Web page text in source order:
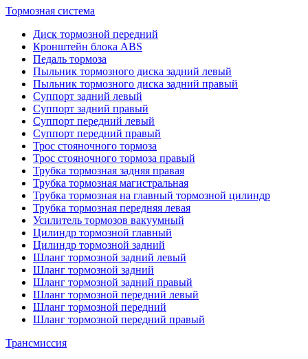
Тормозная система
Диск тормозной передний
Кронштейн блока ABS
Педаль тормоза
Пыльник тормозного диска задний левый
Пыльник тормозного диска задний правый
Суппорт задний левый
Суппорт задний правый
Суппорт передний левый
Суппорт передний правый
Трос стояночного тормоза
Трос стояночного тормоза правый
Трубка тормозная задняя правая
Трубка тормозная магистральная
Трубка тормозная на главный тормозной цилиндр
Трубка тормозная передняя левая
Усилитель тормозов вакуумный
Цилиндр тормозной главный
Цилиндр тормозной задний
Шланг тормозной задний левый
Шланг тормозной задний
Шланг тормозной задний правый
Шланг тормозной передний левый
Шланг тормозной передний
Шланг тормозной передний правый
Трансмиссия